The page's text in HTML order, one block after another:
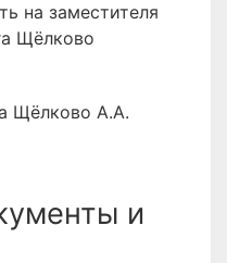
на заместителя
Щёлково
Щёлково А.А.
и